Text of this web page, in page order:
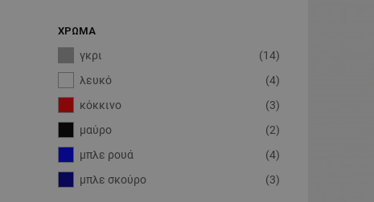
ΧΡΏΜΑ
γκρι
(14)
λευκό
(4)
κόκκινο
(3)
μαύρο
(2)
μπλε ρουά
(4)
μπλε σκούρο
(3)